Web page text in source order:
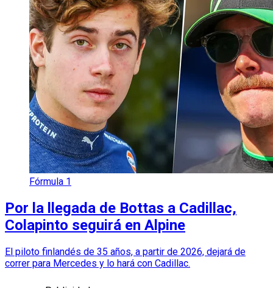
Fórmula 1
Por la llegada de Bottas a Cadillac,
Colapinto seguirá en Alpine
El piloto finlandés de 35 años, a partir de 2026, dejará de
correr para Mercedes y lo hará con Cadillac.